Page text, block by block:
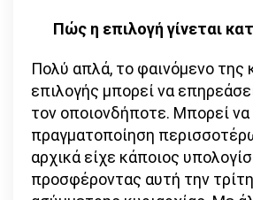
Πώς η επιλογή γίνεται
Πολύ απλά, το φαινόμενο της
επιλογής μπορεί να
τον οποιονδήποτε. Μπορεί
πραγματοποίηση
αρχικά είχε κάποιος
προσφέροντας αυτή την